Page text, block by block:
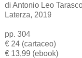
di Antonio Leo
Laterza, 2019
pp. 304
€ 24 (cartaceo)
€ 13,99 (ebook)